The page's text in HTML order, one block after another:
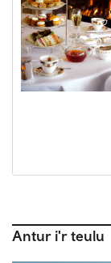
Antur i'r teulu